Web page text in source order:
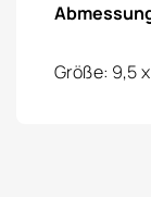
Größe: 9,5